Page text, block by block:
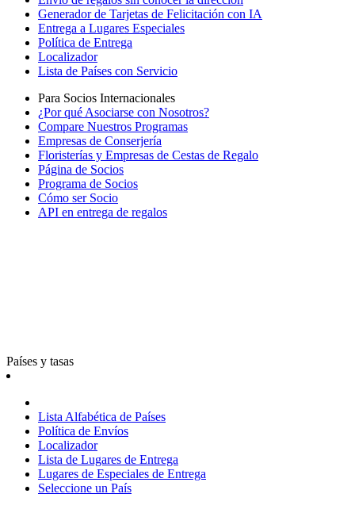
Generador de Tarjetas de Felicitación con IA
Entrega a Lugares Especiales
Política de Entrega
Localizador
Lista de Países con Servicio
Para Socios Internacionales
¿Por qué Asociarse con Nosotros?
Compare Nuestros Programas
Empresas de Conserjería
Floristerías y Empresas de Cestas de Regalo
Página de Socios
Programa de Socios
Cómo ser Socio
API en entrega de regalos
Países y tasas
Lista Alfabética de Países
Política de Envíos
Localizador
Lista de Lugares de Entrega
Lugares de Especiales de Entrega
Seleccione un País